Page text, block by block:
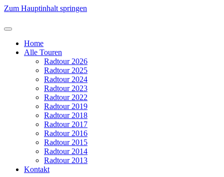
Zum Hauptinhalt springen
Home
Alle Touren
Radtour 2026
Radtour 2025
Radtour 2024
Radtour 2023
Radtour 2022
Radtour 2019
Radtour 2018
Radtour 2017
Radtour 2016
Radtour 2015
Radtour 2014
Radtour 2013
Kontakt